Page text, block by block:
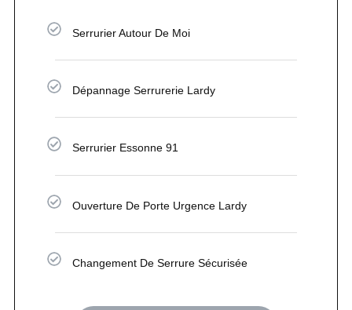
Serrurier Autour De Moi
Dépannage Serrurerie Lardy
Serrurier Essonne 91
Ouverture De Porte Urgence Lardy
Changement De Serrure Sécurisée